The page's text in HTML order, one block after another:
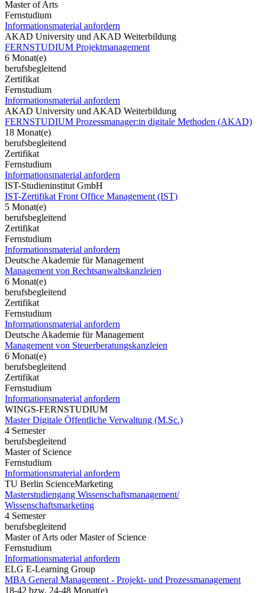
Master of Arts
Fernstudium
Informationsmaterial anfordern
AKAD University und AKAD Weiterbildung
FERNSTUDIUM Projektmanagement
6 Monat(e)
berufsbegleitend
Zertifikat
Fernstudium
Informationsmaterial anfordern
AKAD University und AKAD Weiterbildung
FERNSTUDIUM Prozessmanager:in digitale Methoden (AKAD)
18 Monat(e)
berufsbegleitend
Zertifikat
Fernstudium
Informationsmaterial anfordern
IST-Studieninstitut GmbH
IST-Zertifikat Front Office Management (IST)
5 Monat(e)
berufsbegleitend
Zertifikat
Fernstudium
Informationsmaterial anfordern
Deutsche Akademie für Management
Management von Rechtsanwaltskanzleien
6 Monat(e)
berufsbegleitend
Zertifikat
Fernstudium
Informationsmaterial anfordern
Deutsche Akademie für Management
Management von Steuerberatungskanzleien
6 Monat(e)
berufsbegleitend
Zertifikat
Fernstudium
Informationsmaterial anfordern
WINGS-FERNSTUDIUM
Master Digitale Öffentliche Verwaltung (M.Sc.)
4 Semester
berufsbegleitend
Master of Science
Fernstudium
Informationsmaterial anfordern
TU Berlin ScienceMarketing
Masterstudiengang Wissenschaftsmanagement/
Wissenschaftsmarketing
4 Semester
berufsbegleitend
Master of Arts oder Master of Science
Fernstudium
Informationsmaterial anfordern
ELG E-Learning Group
MBA General Management - Projekt- und Prozessmanagement
18-42 bzw. 24-48 Monat(e)